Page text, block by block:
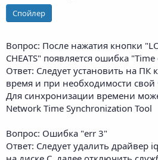
Спойлер
Вопрос: После нажатия кнопки
CHEATS" появляется ошибка
Ответ: Следует установить на ПК
время и при необходимости свой
Для синхронизации времени
Network Time Synchronization Tool
Вопрос: Ошибка "err 3"
Ответ: Следует удалить драйвер